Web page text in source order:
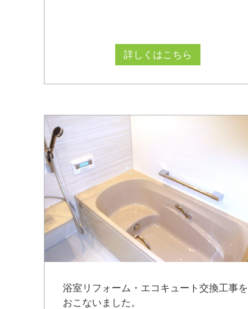
詳しくはこちら
浴室リフォーム・エコキュート交換工事を
おこないました。